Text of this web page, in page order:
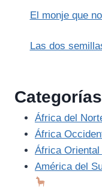
El monje que
Las dos
Categorías
África del
África
África Oriental
América del